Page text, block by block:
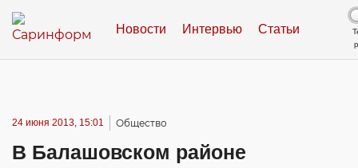
Новости Интервью Статьи
24 июня 2013, 15:01 Общество
В Балашовском районе